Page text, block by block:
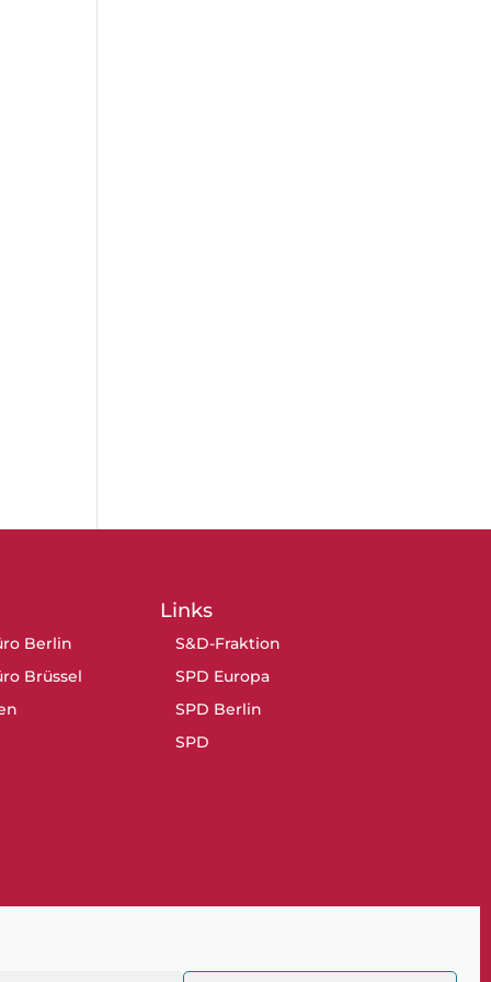
Berlin
Brüssel
Links
S&D-Fraktion
SPD Europa
SPD Berlin
SPD